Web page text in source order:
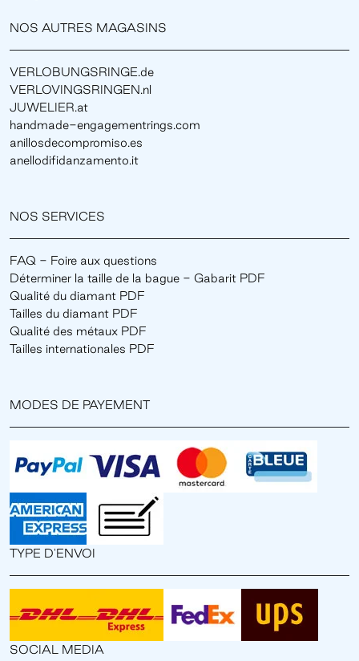
NOS AUTRES MAGASINS
VERLOBUNGSRINGE.de
VERLOVINGSRINGEN.nl
JUWELIER.at
handmade-engagementrings.com
anillosdecompromiso.es
anellodifidanzamento.it
NOS SERVICES
FAQ - Foire aux questions
Déterminer la taille de la bague - Gabarit PDF
Qualité du diamant PDF
Tailles du diamant PDF
Qualité des métaux PDF
Tailles internationales PDF
MODES DE PAYEMENT
TYPE D'ENVOI
SOCIAL MEDIA